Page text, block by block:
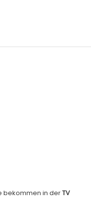
bekommen in derTV